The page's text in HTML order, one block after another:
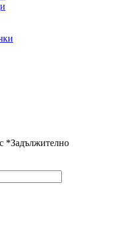
*Задължително